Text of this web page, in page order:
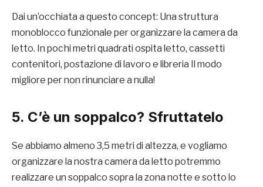
Dai un’occhiata a questo concept: Una struttura
monoblocco funzionale per organizzare la camera da
letto. In pochi metri quadrati ospita letto, cassetti
contenitori, postazione di lavoro e libreria Il modo
migliore per non rinunciare a nulla!
5. C’è un soppalco? Sfruttatelo
Se abbiamo almeno 3,5 metri di altezza, e vogliamo
organizzare la nostra camera da letto potremmo
realizzare un soppalco sopra la zona notte e sotto lo